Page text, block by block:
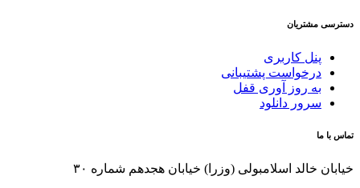
دسترسی مشتریان
پنل کاربری
درخواست پشتیبانی
به روز آوری قفل
سرور دانلود
تماس با ما
خیابان خالد اسلامبولی (وزرا) خیابان هجدهم شماره ۳۰